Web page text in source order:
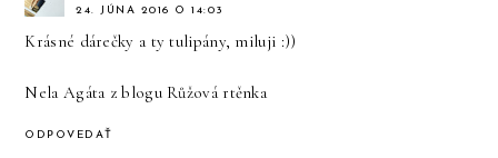
24. JÚNA 2016 O 14:03
Krásné dárečky a ty tulipány, miluji :))
Nela Agáta z blogu Růžová rtěnka
ODPOVEDAŤ